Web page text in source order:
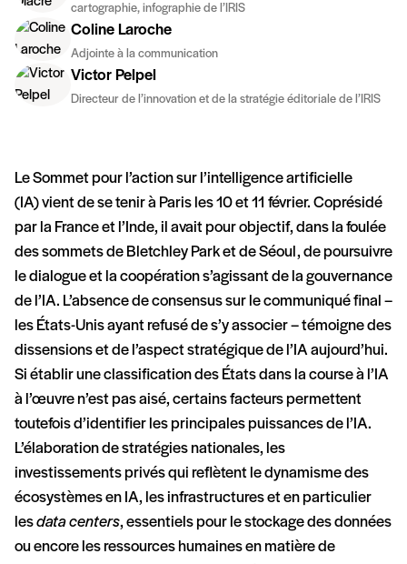
cartographie, infographie de l’IRIS
Coline Laroche
Adjointe à la communication
Victor Pelpel
Directeur de l’innovation et de la stratégie éditoriale de l’IRIS
Le Sommet pour l’action sur l’intelligence artificielle
(IA) vient de se tenir à Paris les 10 et 11 février. Coprésidé
par la France et l’Inde, il avait pour objectif, dans la foulée
des sommets de Bletchley Park et de Séoul, de poursuivre
le dialogue et la coopération s’agissant de la gouvernance
de l’IA. L’absence de consensus sur le communiqué final –
les États-Unis ayant refusé de s’y associer – témoigne des
dissensions et de l’aspect stratégique de l’IA aujourd’hui.
Si établir une classification des États dans la course à l’IA
à l’œuvre n’est pas aisé, certains facteurs permettent
toutefois d’identifier les principales puissances de l’IA.
L’élaboration de stratégies nationales, les
investissements privés qui reflètent le dynamisme des
écosystèmes en IA, les infrastructures et en particulier
lesdata centers, essentiels pour le stockage des données
ou encore les ressources humaines en matière de